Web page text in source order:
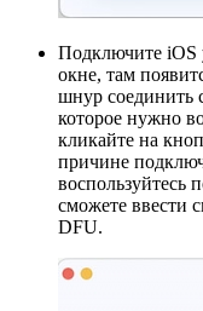
Подключите iOS
окне, там
шнур соединить
которое нужно
кликайте на
причине
воспользуйтесь
сможете ввести
DFU.